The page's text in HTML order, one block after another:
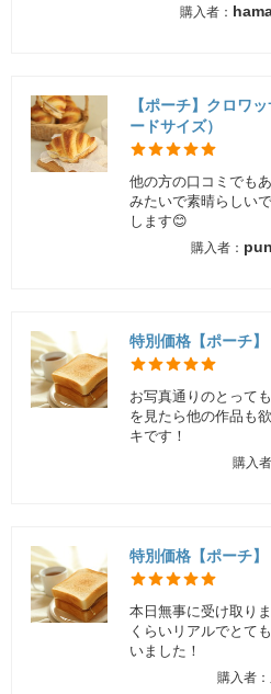
【ポーチ】クロワ
ードサイズ）
他の方の口コミでも
みたいで素晴らしい
します😊
特別価格【ポーチ】
お写真通りのとって
を見たら他の作品も
キです！
特別価格【ポーチ】
本日無事に受け取り
くらいリアルでとて
いました！